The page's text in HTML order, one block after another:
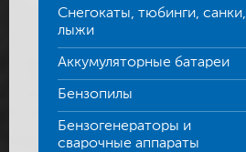
Снегокаты, тюбинги, санки,
лыжи
Аккумуляторные батареи
Бензопилы
Бензогенераторы и
сварочные аппараты